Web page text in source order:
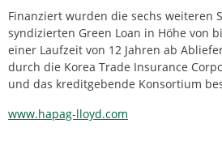
Finanziert wurden die sechs weiteren
syndizierten Green Loan in Höhe von
einer Laufzeit von 12 Jahren ab
durch die Korea Trade Insurance
und das kreditgebende Konsortium
www.hapag-lloyd.com